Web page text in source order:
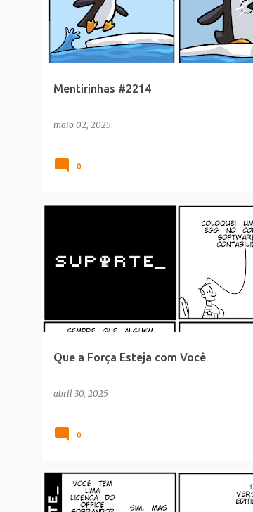
Mentirinhas #2214
maio 02, 2025
0
Que a Força Esteja com Você
abril 30, 2025
0
CULTURA POP